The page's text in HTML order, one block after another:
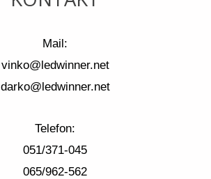
Mail:
vinko@ledwinner.net
darko@ledwinner.net
Telefon:
051/371-045
065/962-562